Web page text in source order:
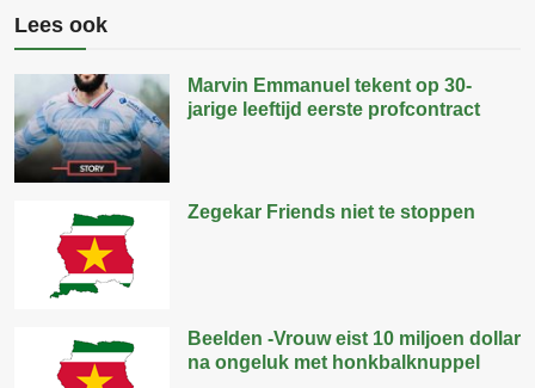
Lees ook
Marvin Emmanuel tekent op 30-
jarige leeftijd eerste profcontract
Zegekar Friends niet te stoppen
Beelden -Vrouw eist 10 miljoen dollar
na ongeluk met honkbalknuppel